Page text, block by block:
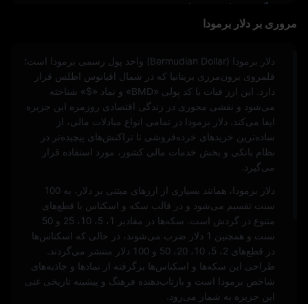
مروری بر دلار برمودا
چگونه رمزارز بخریم
دلار برمودا (Bermudian Dollar) واحد پول رسمی برمودا است؛
قلمروی برون‌مرزی بریتانیا که در شمال اقیانوس اطلس قرار
دارد. این ارز فیات با کد پولی «BMD» و نماد «$» شناخته
می‌شود و نقشی محوری در زندگی اقتصادی روزمره این جزیره
ایفا می‌کند. دلار برمودا در تمامی انواع مبادلات مالی، از
ساده‌ترین خریدهای خرده‌فروشی تا تراکنش‌های پیچیده‌تر در
نظام بانکی و بخش خدمات مالی کشور، مورد استفاده قرار
می‌گیرد.
دلار برمودا، همانند بسیاری از ارزهای مبتنی بر دلار، به 100
سنت تقسیم می‌شود و در قالب سکه و اسکناس با قطع‌های
متنوع در گردش است. سکه‌ها در مقادیر 1، 5، 10، 25 و 50
سنت و همچنین 1 دلار ضرب می‌شوند، در حالی که اسکناس‌ها
در قطع‌های 2، 5، 10، 20، 50 و 100 دلار منتشر می‌گردند.
طراحی این سکه‌ها و اسکناس‌ها برگرفته از نمادها و جاذبه‌های
شاخص برمودا است و بازتاب‌دهنده فرهنگ و پیشینه تاریخی غنی
این جزیره به شمار می‌رود.